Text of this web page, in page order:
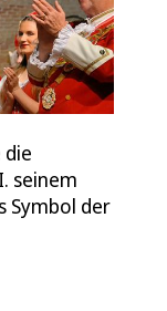
seinem
Symbol der